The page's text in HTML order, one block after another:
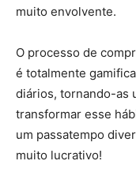
muito envolvente.
O processo de
é totalmente
diários, tornando-as
transformar esse
um passatempo
muito lucrativo!